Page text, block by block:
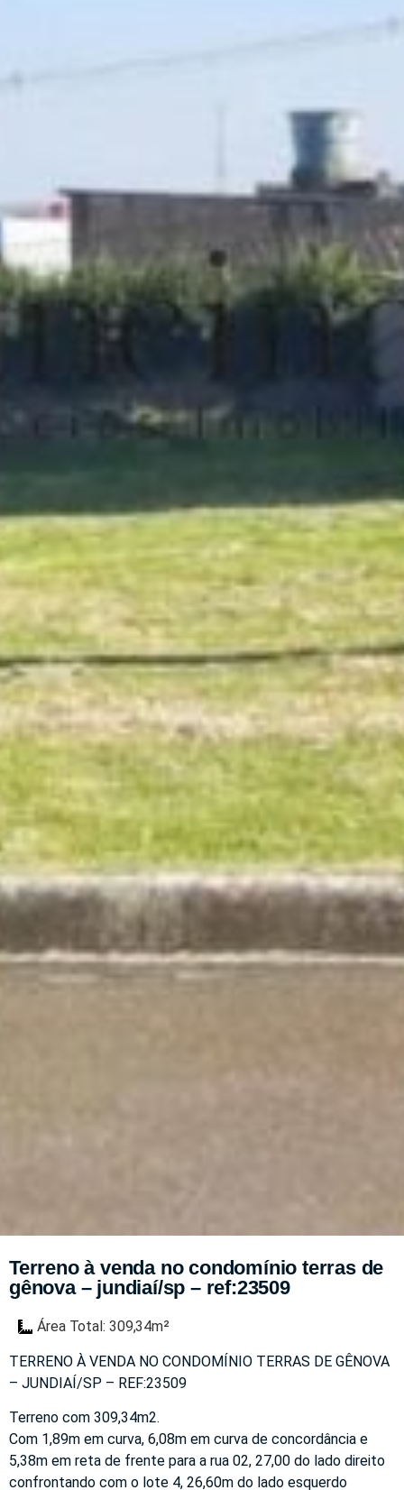
Terreno à venda no condomínio terras de
gênova – jundiaí/sp – ref:23509
Área Total: 309,34m²
TERRENO À VENDA NO CONDOMÍNIO TERRAS DE GÊNOVA
– JUNDIAÍ/SP – REF:23509
Terreno com 309,34m2.
Com 1,89m em curva, 6,08m em curva de concordância e
5,38m em reta de frente para a rua 02, 27,00 do lado direito
confrontando com o lote 4, 26,60m do lado esquerdo